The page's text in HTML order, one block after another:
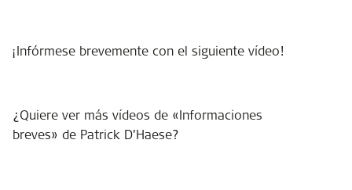
¡Infórmese brevemente con el siguiente vídeo!
¿Quiere ver más vídeos de «Informaciones
breves» de Patrick D’Haese?